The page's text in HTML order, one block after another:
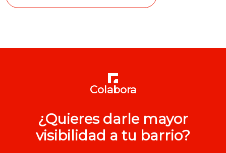
Colabora
¿Quieres darle mayor
visibilidad a tu barrio?